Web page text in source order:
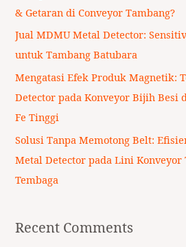
:
& Getaran di Conveyor Tambang?
Jual MDMU Metal Detector:
untuk Tambang Batubara
Mengatasi Efek Produk Magnetik:
Detector pada Konveyor Bijih Besi
Fe Tinggi
Solusi Tanpa Memotong Belt:
Metal Detector pada Lini Konveyor
Tembaga
Recent Comments